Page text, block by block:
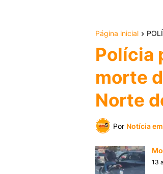
Página inicial
Polícia
morte
Norte
Por Notícia
13